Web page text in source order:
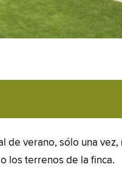
de verano, sólo una
los terrenos de la finca.